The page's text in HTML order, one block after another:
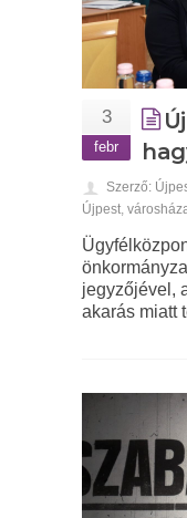
3
febr
Szerző:
Újpest,
jegyzőjével,
akarás miatt